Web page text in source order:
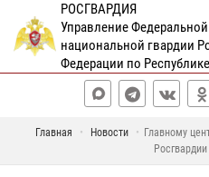
РОСГВАРДИЯ
Управление
национальной гвардии
Федерации по
Главная Новости
Главному